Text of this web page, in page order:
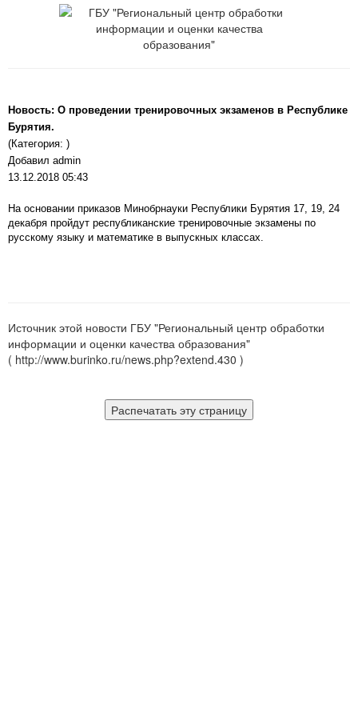
Новость: О проведении тренировочных экзаменов в Республике
Бурятия.
(Категория: )
Добавил admin
13.12.2018 05:43
На основании приказов Минобрнауки Республики Бурятия 17, 19, 24
декабря пройдут республиканские тренировочные экзамены по
русскому языку и математике в выпускных классах.
Источник этой новости ГБУ "Региональный центр обработки
информации и оценки качества образования"
( http://www.burinko.ru/news.php?extend.430 )